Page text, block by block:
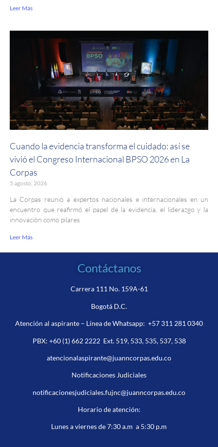
Leer Más
Cuando la evidencia transforma el cuidado: así se
vivió el Congreso Internacional BPSO 2026 en La
Corpas
5 agosto, 2026
La Corpas reunió a expertos nacionales e internacionales en un
encuentro que reafirmó el papel de la evidencia, el liderazgo y la
innovación como pilares
Leer Más
Contáctanos
Carrera 111 No. 159A-61
Bogotá D.C.
Atención al aspirante – Línea de Whatsapp: +57 311 281 0340
PBX: +60 (1) 662 2222Ext. 519, 533, 535, 537, 538
atencionalaspirante@juanncorpas.edu.co
Notificaciones Judiciales
notificacionesjudiciales.fujnc@juanncorpas.edu.co
Horario de atención:
Lunes a viernes de 7:30 a.m a 5:30 p.m